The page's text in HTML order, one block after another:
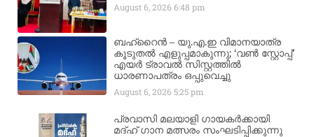
August 6, 20266:48 pm
ബഹ്‌റൈൻ – യു.എ.ഇ വിമാനയാത്ര
കൂടുതൽ എളുപ്പമാകുന്നു; ‘വൺ സ്റ്റോപ്പ്’
എയർ ട്രാവൽ സിസ്റ്റത്തിൽ
ധാരണാപത്രം ഒപ്പുവെച്ചു
August 6, 20265:25 pm
പ്രവാസി മലയാളി ഗായകർക്കായി
മദ്ഹ് ഗാന മത്സരം സംഘടിപ്പിക്കുന്നു